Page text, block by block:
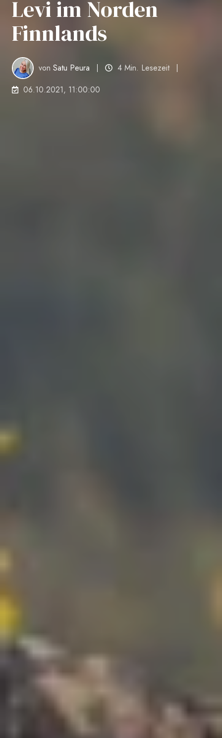
Levi im Norden
Finnlands
vonSatu Peura
4 Min. Lesezeit
06.10.2021, 11:00:00